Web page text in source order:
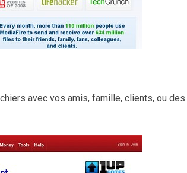
avec vos amis, famille, clients, ou